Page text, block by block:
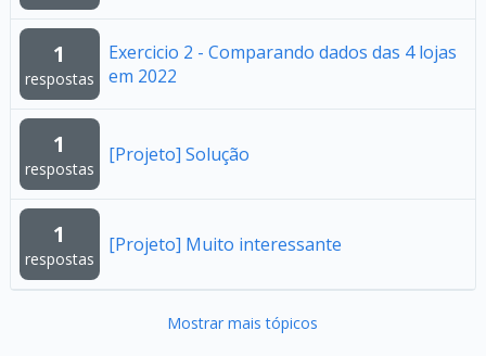
1
respostas
Exercicio 2 - Comparando dados das 4 lojas
em 2022
1
respostas
[Projeto] Solução
1
respostas
[Projeto] Muito interessante
Mostrar mais tópicos